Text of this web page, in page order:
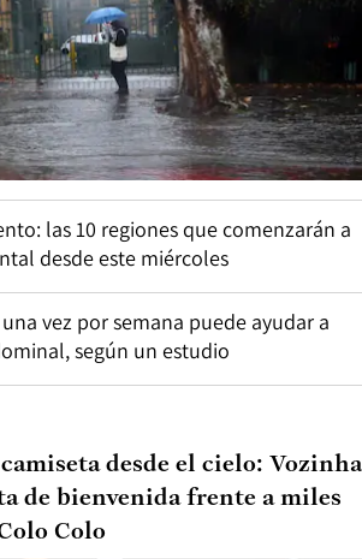
las 10 regiones que comenzarán a
desde este miércoles
vez por semana puede ayudar a
según un estudio
desde el cielo: Vozinha
de bienvenida frente a miles
Colo